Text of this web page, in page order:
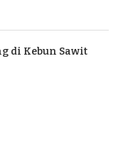
di Kebun Sawit